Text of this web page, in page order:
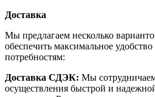
Доставка
Мы предлагаем несколько
обеспечить максимальное
потребностям:
Доставка СДЭК: Мы
осуществления быстрой и